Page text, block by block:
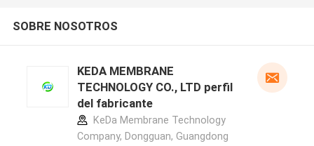
SOBRE NOSOTROS
KEDA MEMBRANE
TECHNOLOGY CO., LTD perfil
del fabricante
KeDa Membrane Technology
Company, Dongguan, Guangdong